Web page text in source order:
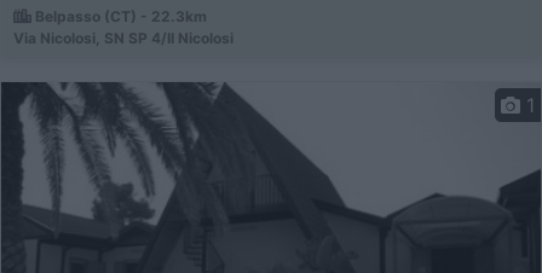
Belpasso (CT) - 22.3km
Via Nicolosi, SN SP 4/II Nicolosi
1